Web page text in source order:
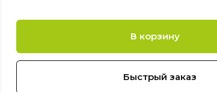
В корзину
Быстрый заказ